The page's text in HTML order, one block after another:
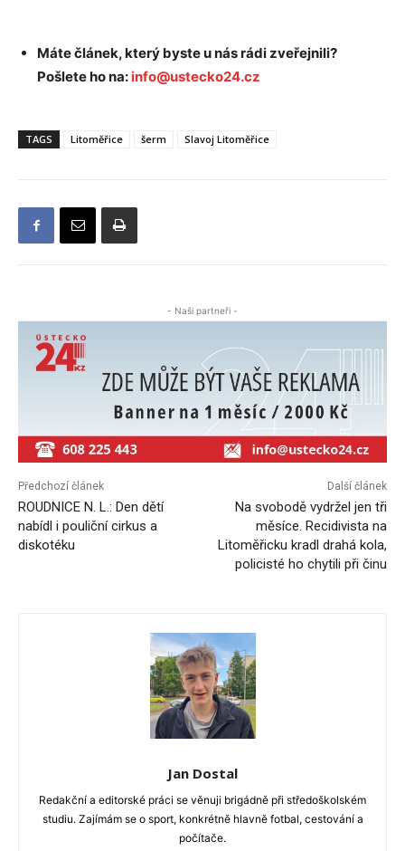
Máte článek, který byste u nás rádi zveřejnili?
Pošlete ho na: info@ustecko24.cz
TAGS Litoměřice šerm Slavoj Litoměřice
- Naši partneři -
Předchozí článek
ROUDNICE N. L.: Den dětí
nabídl i pouliční cirkus a
diskotéku
Další článek
Na svobodě vydržel jen tři
měsíce. Recidivista na
Litoměřicku kradl drahá kola,
policisté ho chytili při činu
Jan Dostal
Redakční a editorské práci se věnuji brigádně při středoškolském
studiu. Zajímám se o sport, konkrétně hlavně fotbal, cestování a
počítače.